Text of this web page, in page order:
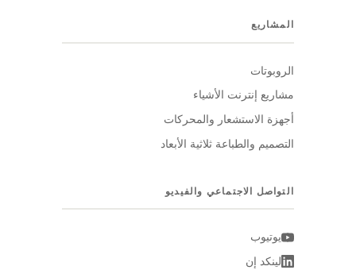
المشاريع
الروبوتات
مشاريع إنترنت الأشياء
أجهزة الاستشعار والمحركات
التصميم والطباعة ثلاثية الأبعاد
التواصل الاجتماعي والفيديو
يوتيوب
لينكد إن